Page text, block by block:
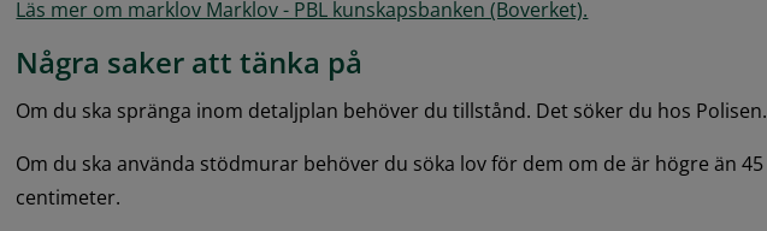
Läs mer om marklov Marklov - PBL kunskapsbanken (Boverket).
Några saker att tänka på
Om du ska spränga inom detaljplan behöver du tillstånd. Det söker du hos Polisen.
Om du ska använda stödmurar behöver du söka lov för dem om de är högre än 45
centimeter.